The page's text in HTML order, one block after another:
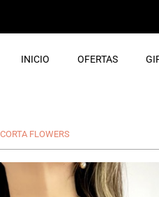
INICIO OFERTAS
FLOWERS